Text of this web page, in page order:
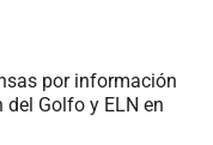
por información
Golfo y ELN en